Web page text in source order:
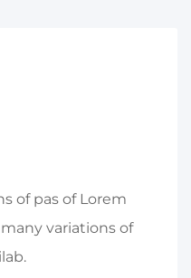
of pas of Lorem
variations of